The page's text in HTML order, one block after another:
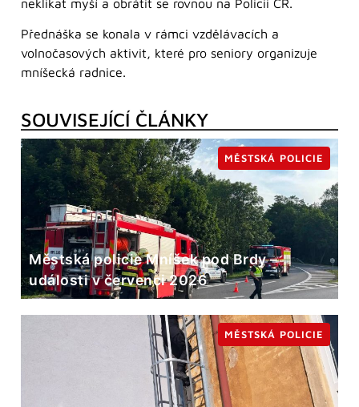
neklikat myší a obrátit se rovnou na Policii ČR.
Přednáška se konala v rámci vzdělávacích a
volnočasových aktivit, které pro seniory organizuje
mníšecká radnice.
SOUVISEJÍCÍ ČLÁNKY
Městská policie Mníšek pod Brdy –
události v červenci 2026
MĚSTSKÁ POLICIE
MĚSTSKÁ POLICIE